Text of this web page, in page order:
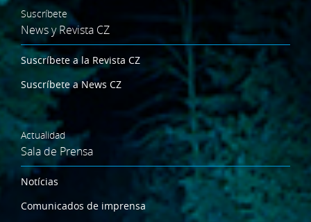
Suscríbete
News y Revista CZ
Suscríbete a la Revista CZ
Suscríbete a News CZ
Actualidad
Sala de Prensa
Notícias
Comunicados de imprensa